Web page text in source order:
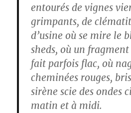
entourés de vignes
grimpants, de
d’usine où se mire le
sheds, où un
fait parfois flac, où
cheminées rouges,
sirène scie des ondes
matin et à midi.